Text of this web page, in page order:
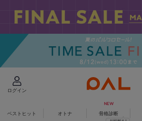
ログイン
ベストヒット オトナ 骨格診断